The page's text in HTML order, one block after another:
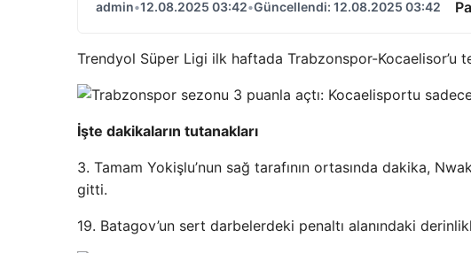
admin•12.08.2025 03:42•Güncellendi: 12.08.2025 03:42
Trendyol Süper Ligi ilk haftada Trabzonspor-Kocaelisor’u
İşte dakikaların tutanakları
3. Tamam Yokişlu’nun sağ tarafının ortasında dakika,
gitti.
19. Batagov’un sert darbelerdeki penaltı alanındaki